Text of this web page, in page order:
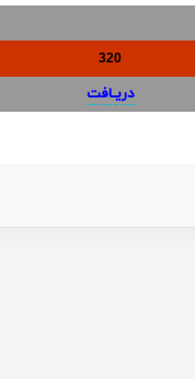
320
دریـافت